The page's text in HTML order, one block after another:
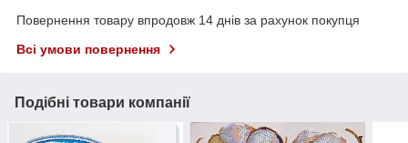
Повернення товару впродовж 14 днів за рахунок покупця
Всі умови повернення
Подібні товари компанії